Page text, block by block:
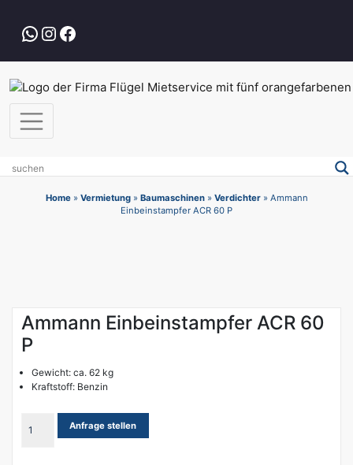
springenWhatsApp
Instagram
Facebook
Home» Vermietung» Baumaschinen» Verdichter» Ammann
Einbeinstampfer ACR 60 P
Ammann Einbeinstampfer ACR 60
P
Gewicht: ca. 62 kg
Kraftstoff: Benzin
Einbeinstampfer
Anfrage stellen